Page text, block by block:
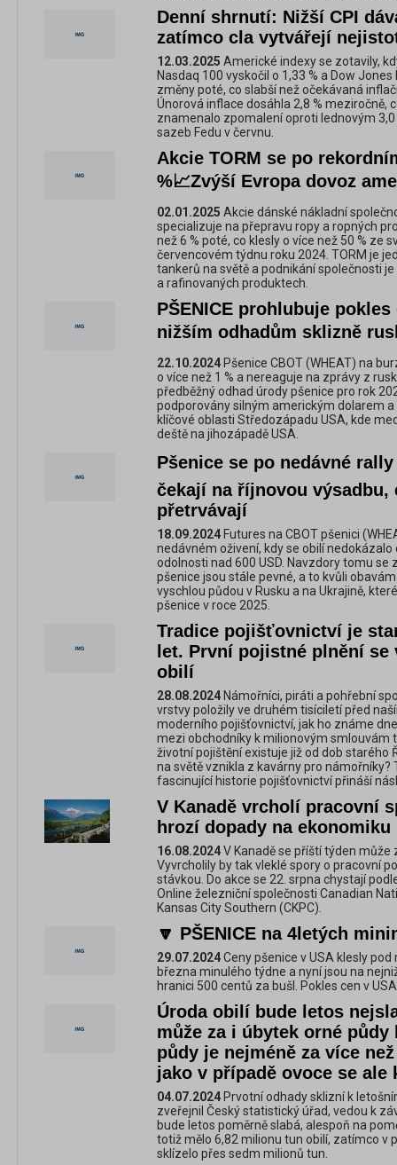
Denní shrnutí: Nižší CPI
zatímco cla vytvářejí
12.03.2025 Americké indexy se zotavily,
Nasdaq 100 vyskočil o 1,33 % a Dow
změny poté, co slabší než očekávaná
Únorová inflace dosáhla 2,8 % meziročně,
znamenalo zpomalení oproti lednovým
sazeb Fedu v červnu.
Akcie TORM se po
%📈Zvýší Evropa dovoz
02.01.2025 Akcie dánské nákladní
specializuje na přepravu ropy a ropných
než 6 % poté, co klesly o více než 50 % ze
červencovém týdnu roku 2024. TORM je
tankerů na světě a podnikání společnosti
a rafinovaných produktech.
PŠENICE prohlubuje
nižším odhadům sklizně
22.10.2024 Pšenice CBOT (WHEAT) na
o více než 1 % a nereaguje na zprávy z
předběžný odhad úrody pšenice pro rok
podporovány silným americkým dolarem
klíčové oblasti Středozápadu USA, kde
deště na jihozápadě USA.
Pšenice se po nedávné
čekají na říjnovou výsadbu,
přetrvávají
18.09.2024 Futures na CBOT pšenici
nedávném oživení, kdy se obilí
odolnosti nad 600 USD. Navzdory tomu se
pšenice jsou stále pevné, a to kvůli
vyschlou půdou v Rusku a na Ukrajině,
pšenice v roce 2025.
Tradice pojišťovnictví je
let. První pojistné plnění se
obilí
28.08.2024 Námořníci, piráti a pohřební
vrstvy položily ve druhém tisíciletí před
moderního pojišťovnictví, jak ho známe
mezi obchodníky k milionovým smlouvám
životní pojištění existuje již od dob starého
na světě vznikla z kavárny pro
fascinující historie pojišťovnictví přináší
V Kanadě vrcholí pracovní
hrozí dopady na ekonomiku
16.08.2024V Kanadě se příští týden
Vyvrcholily by tak vleklé spory o pracovní
stávkou. Do akce se 22. srpna chystají
Online železniční společnosti Canadian
Kansas City Southern (CKPC).
🔽 PŠENICE na 4letých
29.07.2024Ceny pšenice v USA klesly
března minulého týdne a nyní jsou na
hranici 500 centů za bušl. Pokles cen v
Úroda obilí bude letos
může za i úbytek orné
půdy je nejméně za více
jako v případě ovoce se ale
04.07.2024 Prvotní odhady sklizní k
zveřejnil Český statistický úřad, vedou k
bude letos poměrně slabá, alespoň na
totiž mělo 6,82 milionu tun obilí, zatímco v
sklízelo přes sedm milionů tun.